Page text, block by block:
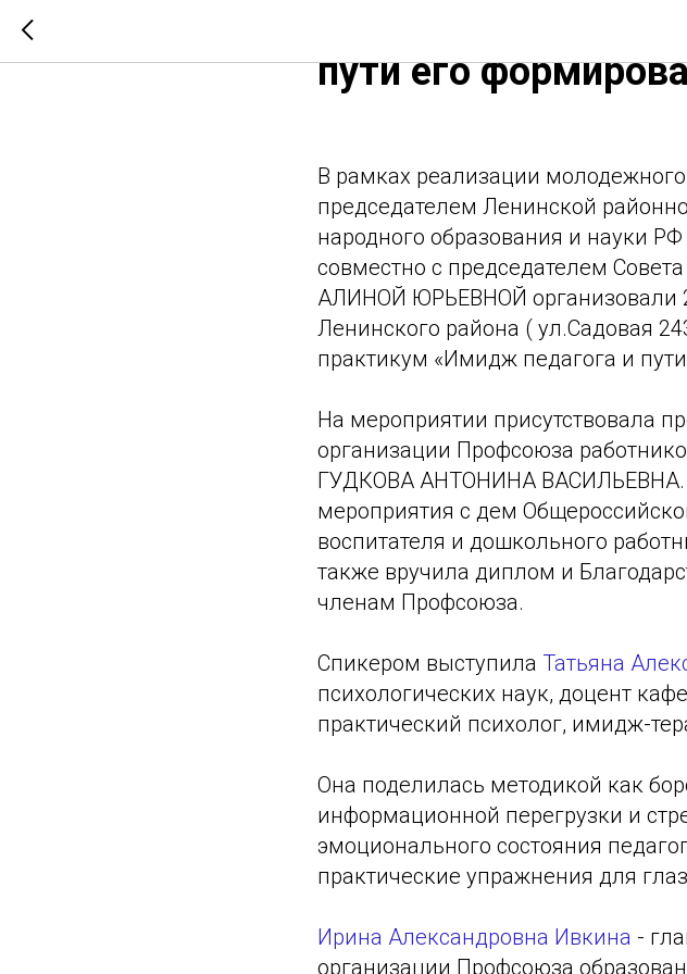
семинар-
пути его
В рамках реализации молодежного
председателем Ленинской
народного образования и
совместно с председателем
АЛИНОЙ ЮРЬЕВНОЙ организовали
Ленинского района ( ул.Садовая
практикум «Имидж педагога и
На мероприятии присутствовала
организации Профсоюза
ГУДКОВА АНТОНИНА ВАСИЛЬЕВНА.
мероприятия с дем
воспитателя и дошкольного
также вручила диплом и
членам Профсоюза.
Спикером выступила Татьяна
психологических наук, доцент
практический психолог, имидж-
Она поделилась методикой как
информационной перегрузки и
эмоционального состояния
практические упражнения для
Ирина Александровна Ивкина -
организации Профсоюза